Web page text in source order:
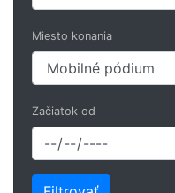
Miesto konania
Začiatok od